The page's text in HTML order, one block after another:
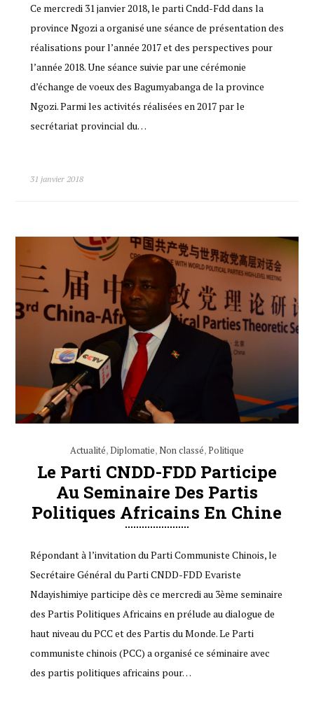
Ce mercredi 31 janvier 2018, le parti Cndd-Fdd dans la
province Ngozi a organisé une séance de présentation des
réalisations pour l’année 2017 et des perspectives pour
l’année 2018. Une séance suivie par une cérémonie
d’échange de voeux des Bagumyabanga de la province
Ngozi. Parmi les activités réalisées en 2017 par le
secrétariat provincial du…
31 janvier 2018
Actualité,Diplomatie,Non classé,Politique
Le Parti CNDD-FDD Participe
Au Seminaire Des Partis
Politiques Africains En Chine
Répondant à l’invitation du Parti Communiste Chinois, le
Secrétaire Général du Parti CNDD-FDD Evariste
Ndayishimiye participe dès ce mercredi au 3ème seminaire
des Partis Politiques Africains en prélude au dialogue de
haut niveau du PCC et des Partis du Monde. Le Parti
communiste chinois (PCC) a organisé ce séminaire avec
des partis politiques africains pour…